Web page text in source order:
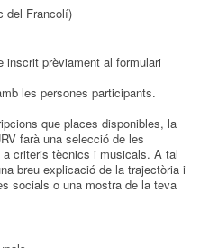
del Francolí)
inscrit prèviament al formulari
les persones participants.
que places disponibles, la
farà una selecció de les
criteris tècnics i musicals. A tal
breu explicació de la trajectòria i
socials o una mostra de la teva